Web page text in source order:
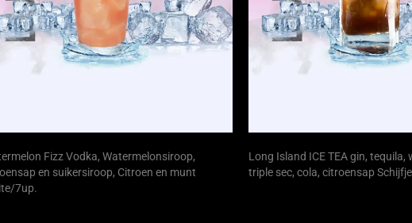
Fizz Vodka, Watermelonsiroop,
en suikersiroop, Citroen en munt
7up.
Long Island ICE TEA gin, tequila,
triple sec, cola, citroensap